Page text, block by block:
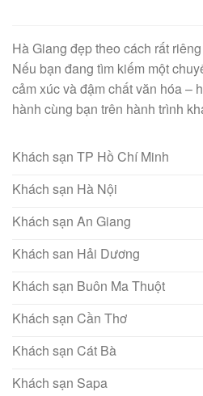
Hà Giang đẹp theo cách rất
Nếu bạn đang tìm kiếm một
cảm xúc và đậm chất văn hóa –
hành cùng bạn trên hành trình
Khách sạn TP Hồ Chí Minh
Khách sạn Hà Nội
Khách sạn An Giang
Khách san Hải Dương
Khách sạn Buôn Ma Thuột
Khách sạn Cần Thơ
Khách sạn Cát Bà
Khách sạn Sapa